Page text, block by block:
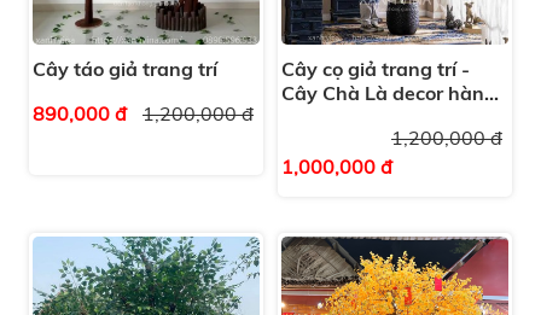
Cây táo giả trang trí
1,200,000 đ
890,000 đ
Cây cọ giả trang trí -
Cây Chà Là decor hàng
1,200,000 đ
1,000,000 đ